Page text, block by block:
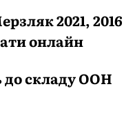
2021, 2016
онлайн
до складу ООН